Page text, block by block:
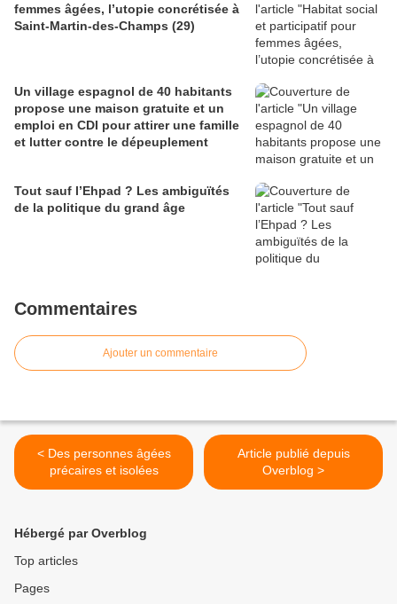
femmes âgées, l’utopie concrétisée à
Saint-Martin-des-Champs (29)
Un village espagnol de 40 habitants
propose une maison gratuite et un
emploi en CDI pour attirer une famille
et lutter contre le dépeuplement
Tout sauf l’Ehpad ? Les ambiguïtés
de la politique du grand âge
Commentaires
Ajouter un commentaire
< Des personnes âgées
précaires et isolées
Article publié depuis
Overblog >
Hébergé par Overblog
Top articles
Pages